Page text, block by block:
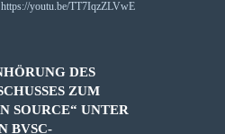
DES
ZUM
SOURCE“ UNTER
BVSC-